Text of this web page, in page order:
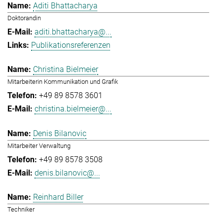
Aditi Bhattacharya
Doktorandin
aditi.bhattacharya@...
Publikationsreferenzen
Christina Bielmeier
Mitarbeiterin Kommunikation und Grafik
+49 89 8578 3601
christina.bielmeier@...
Denis Bilanovic
Mitarbeiter Verwaltung
+49 89 8578 3508
denis.bilanovic@...
Reinhard Biller
Techniker